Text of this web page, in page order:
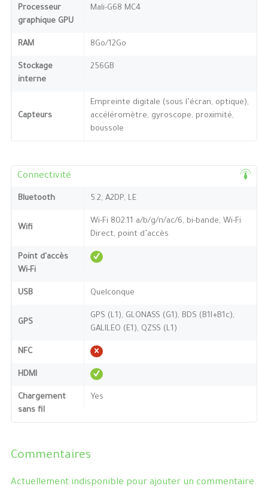
Processeur
graphique GPU
Mali-G68 MC4
RAM 8Go/12Go
Stockage
interne
256GB
Capteurs
Empreinte digitale (sous l’écran, optique),
accéléromètre, gyroscope, proximité,
boussole
Connectivité
Bluetooth 5.2, A2DP, LE
Wifi
Wi-Fi 802.11 a/b/g/n/ac/6, bi-bande, Wi-Fi
Direct, point d’accès
Point d'accès
Wi-Fi
USB Quelconque
GPS
GPS (L1), GLONASS (G1), BDS (B1I+B1c),
GALILEO (E1), QZSS (L1)
NFC
HDMI
Chargement
sans fil
Yes
Commentaires
Actuellement indisponible pour ajouter un commentaire.